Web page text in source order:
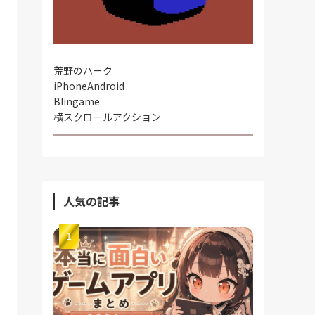
荒野のハーク
iPhoneAndroid
Blingame
横スクロールアクション
人気の記事